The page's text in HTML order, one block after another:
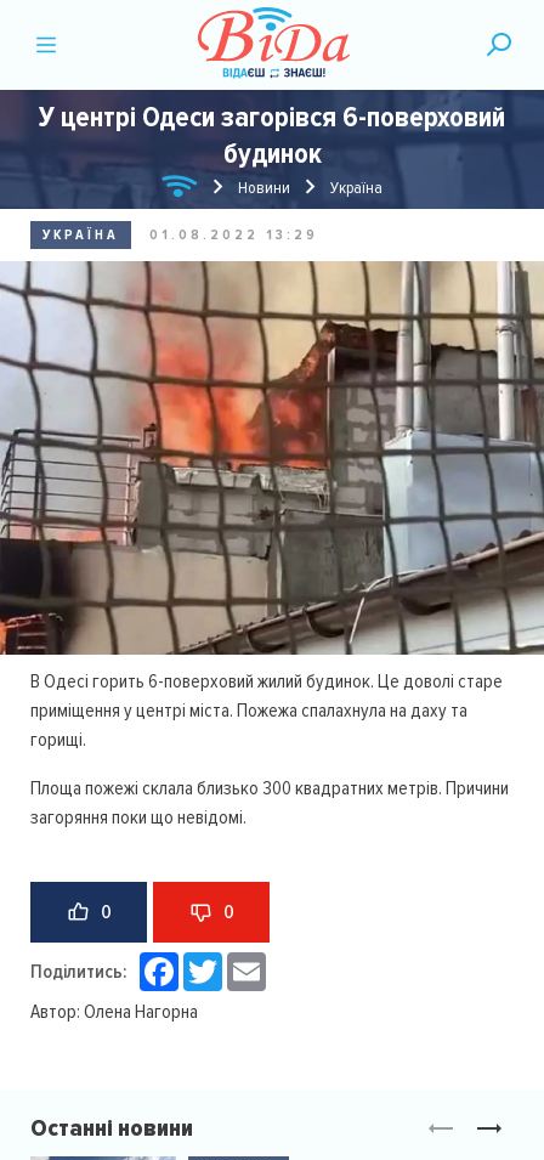
У центрі Одеси загорівся 6-поверховий
будинок
Новини Україна
УКРАЇНА 01.08.2022 13:29
В Одесі горить 6-поверховий жилий будинок. Це доволі старе
приміщення у центрі міста. Пожежа спалахнула на даху та
горищі.
Площа пожежі склала близько 300 квадратних метрів. Причини
загоряння поки що невідомі.
0 0
Поділитись: Facebook
Twitter
Автор: Олена Нагорна
Останні новини